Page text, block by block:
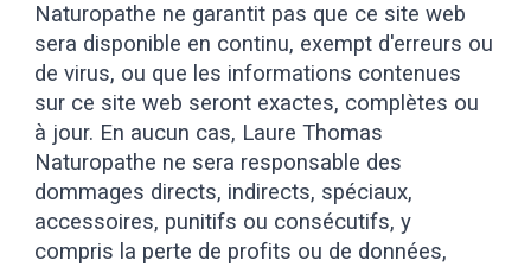
Naturopathe ne garantit pas que ce site web
sera disponible en continu, exempt d'erreurs ou
de virus, ou que les informations contenues
sur ce site web seront exactes, complètes ou
à jour. En aucun cas, Laure Thomas
Naturopathe ne sera responsable des
dommages directs, indirects, spéciaux,
accessoires, punitifs ou consécutifs, y
compris la perte de profits ou de données,